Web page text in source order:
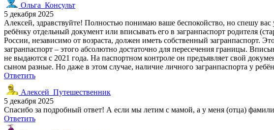
Ольга_Консульт
5 декабря 2025
Алексей, здравствуйте! Полностью понимаю ваше беспокойство, но спешу
ребёнку отдельный документ или вписывать его в загранпаспорт родителя
России, независимо от возраста, должен иметь собственный загранпаспорт.
загранпаспорт – этого абсолютно достаточно для пересечения границы.
не выдаются с 2021 года. На паспортном контроле он предъявляет свой
сыном разные. Но даже в этом случае, наличие личного загранпаспорта у
Ответить
Алексей_Путешественник
5 декабря 2025
Спасибо за подробный ответ! А если мы летим с мамой, а у меня (отца)
Ответить